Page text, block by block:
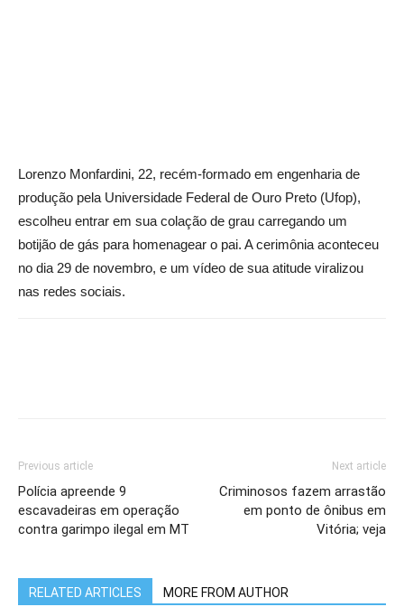
Lorenzo Monfardini, 22, recém-formado em engenharia de
produção pela Universidade Federal de Ouro Preto (Ufop),
escolheu entrar em sua colação de grau carregando um
botijão de gás para homenagear o pai. A cerimônia aconteceu
no dia 29 de novembro, e um vídeo de sua atitude viralizou
nas redes sociais.
Previous article
Polícia apreende 9
escavadeiras em operação
contra garimpo ilegal em MT
Next article
Criminosos fazem arrastão
em ponto de ônibus em
Vitória; veja
RELATED ARTICLES MORE FROM AUTHOR